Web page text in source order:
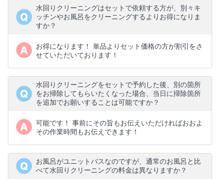
水回りクリーニングはセットで依頼する方が、別々キ
ッチンやお風呂をクリーニングするよりお得になりま
すか？
お得になります！ 単品よりセット価格の方が割引をさ
せていただいております！
水回りクリーニングをセットで予約した後、別の箇所
をお掃除してもらいたくなった場合、当日に掃除箇所
を追加でお願いすることは可能ですか？
可能です！ 事前にその旨もお伝えいただければおおよ
その作業時間もお伝えできます！
お風呂がユニットバスなのですが、通常のお風呂と比
べて水回りクリーニングの料金は異なりますか？